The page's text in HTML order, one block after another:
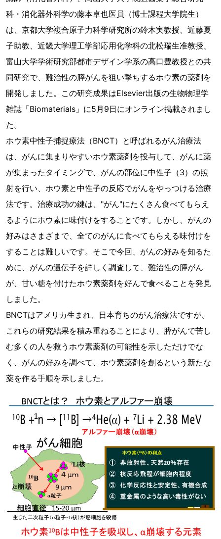
科・消化器外科学の藤本卓也医員（博士課程大学院生）
は、京都大学複合原子力科学研究所の鈴木実教授、近藤夏
子助教、近畿大学理工学部応用化学科の北松瑞生准教授、
富山大学学術研究部都市デザイン学系の高口豊教授との共
同研究で、難治性の膵がんを狙い撃ちするホウ素の薬剤を
開発しました。この研究成果はElsevier出版の生物物理学
雑誌「Biomaterials」に5月9日にオンライン掲載されまし
た。
ホウ素中性子捕捉療法（BNCT）と呼ばれるがん治療法
は、がんに集まりやすいホウ素薬剤を投与して、がんに薬
が集まったタイミングで、がんの部位に中性子（3）の照
射を行い、ホウ素と中性子の反応でがんをやっつける治療
法です。治療成功の鍵は、"がん"にたくさん食べてもらえ
るようにホウ素に味付けをすることです。しかし、がんの
好みはさまざまで、全てのがんに食べてもらえる味付けを
することは難しいです。そこで今回、がんの好みを知るた
めに、がんの遺伝子を詳しく調査して、難治性の膵がん
が、甘い糖を付けたホウ素薬剤を好んで食べることを発見
しました。
BNCTはアメリカ生まれ、日本育ちのがん治療法ですが、
これらの研究結果を積み重ねることにより、膵がんで苦し
む多くの人を救うホウ素薬剤の可能性を示しただけでな
く、がんの好みを調べて、ホウ素薬剤を創るという新たな
薬を作る手順を示しました。